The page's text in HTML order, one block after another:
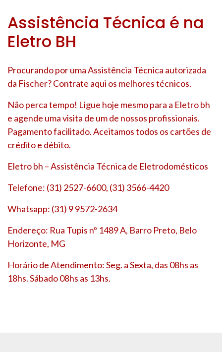
Assistência Técnica é na
Eletro BH
Procurando por uma Assistência Técnica autorizada
da Fischer? Contrate aqui os melhores técnicos.
Não perca tempo! Ligue hoje mesmo para a Eletro bh
e agende uma visita de um de nossos profissionais.
Pagamento facilitado. Aceitamos todos os cartões de
crédito e débito.
Eletro bh – Assistência Técnica de Eletrodomésticos
Telefone: (31) 2527-6600, (31) 3566-4420
Whatsapp: (31) 9 9572-2634
Endereço: Rua Tupis nº 1489 A, Barro Preto, Belo
Horizonte, MG
Horário de Atendimento: Seg. a Sexta, das 08hs as
18hs. Sábado 08hs as 13hs.